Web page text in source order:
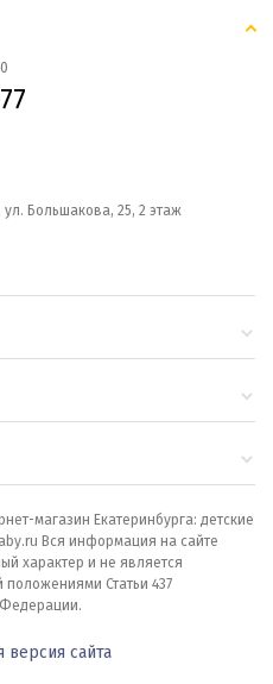
ул. Большакова, 25, 2 этаж
магазин Екатеринбурга: детские
Вся информация на сайте
характер и не является
Статьи 437
Федерации.
версия сайта